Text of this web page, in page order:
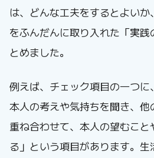
は、どんな工夫をするとよい
をふんだんに取り入れた「実
とめました。
例えば、チェック項目の一つ
本人の考えや気持ちを聞き、他
重ね合わせて、本人の望むこ
る」という項目があります。